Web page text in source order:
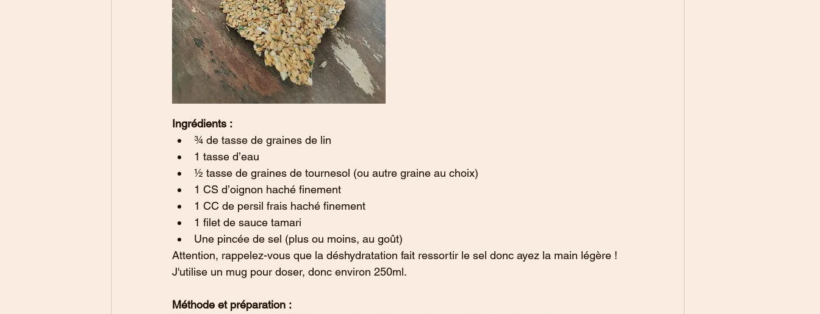
Ingrédients :
¾ de tasse de graines de lin
1 tasse d’eau
½ tasse de graines de tournesol (ou autre graine au choix)
1 CS d’oignon haché finement
1 CC de persil frais haché finement
1 filet de sauce tamari
Une pincée de sel (plus ou moins, au goût)
Attention, rappelez-vous que la déshydratation fait ressortir le sel donc ayez la main légère !
J'utilise un mug pour doser, donc environ 250ml.
Méthode et préparation :